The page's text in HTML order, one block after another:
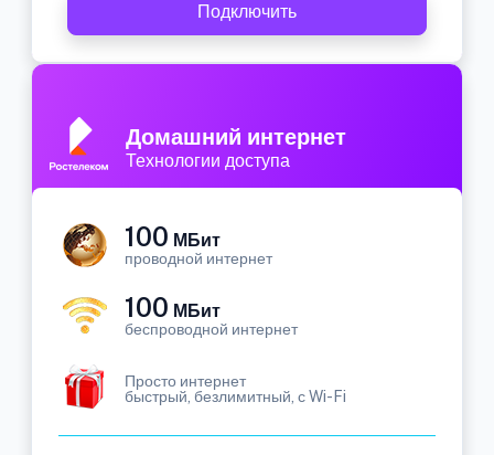
Подключить
Домашний интернет
Технологии доступа
100 МБит
проводной интернет
100 МБит
беспроводной интернет
Просто интернет
быстрый, безлимитный, с Wi-Fi